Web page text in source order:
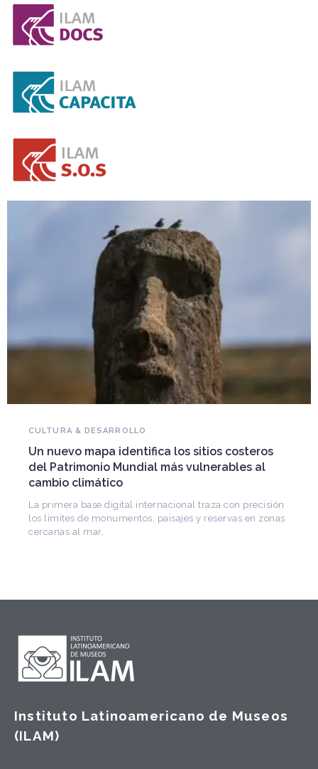
Falleció Ramón Gutiérrez, guardián del
patrimonio iberoamericano
Arquitecto, historiador e Investigador Superior del
CONICET, fundó el CEDODAL e impulsó los
de Arquitectura Latinoamericana. Publicó más de
Instituto Latinoamericano de Museos
(ILAM)